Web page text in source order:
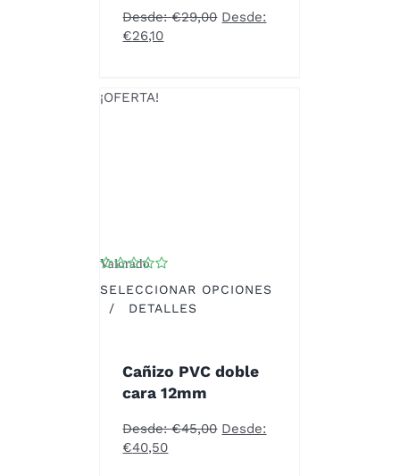
OPCIONES
PUEDEN
LA
Desde:€29,00 Desde:
€26,10
¡OFERTA!
Valorado
SELECCIONAR OPCIONES
ESTE
MÚLTIPLES
VARIANTES.
LAS
OPCIONES
PUEDEN
/ DETALLES
Cañizo PVC doble
cara 12mm
Desde:€45,00 Desde:
€40,50